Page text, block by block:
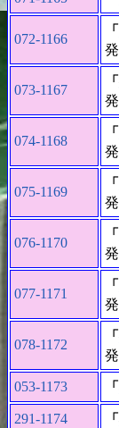
072-1166
「
073-1167
「
074-1168
「
075-1169
「
076-1170
「
077-1171
「
078-1172
「
053-1173 「
291-1174 「